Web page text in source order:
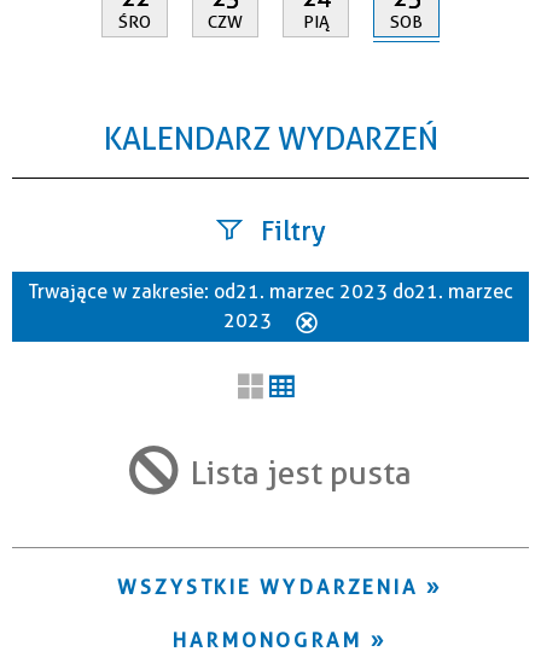
ŚRO CZW PIĄ SOB
KALENDARZ WYDARZEŃ
Filtry
Szukana fraza
Trwające w zakresie
Trwające w zakresie: od 21. marzec 2023 do 21. marzec
2023
Lista jest pusta
WSZYSTKIE WYDARZENIA
HARMONOGRAM